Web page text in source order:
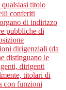
titolo
conferiti
di indirizzo
pubbliche di
dirigenziali (da
distinguano le
dirigenti
titolari di
con funzioni